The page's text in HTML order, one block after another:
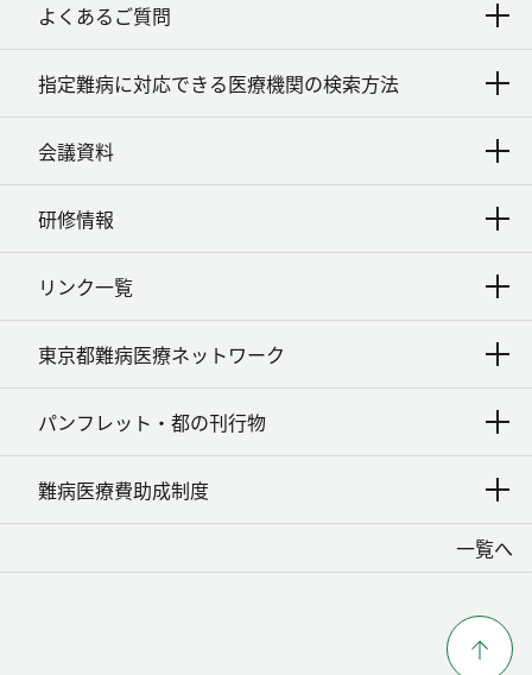
よくあるご質問
指定難病に対応できる医療機関の検索方法
会議資料
研修情報
リンク一覧
東京都難病医療ネットワーク
パンフレット・都の刊行物
難病医療費助成制度
一覧へ